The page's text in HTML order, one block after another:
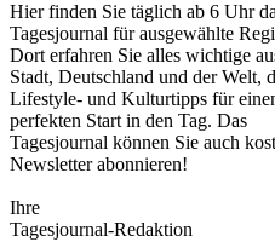
Hier finden Sie täglich ab 6 Uhr
Tagesjournal für ausgewählte
Dort erfahren Sie alles wichtige
Stadt, Deutschland und der Welt,
Lifestyle- und Kulturtipps für
perfekten Start in den Tag. Das
Tagesjournal können Sie auch
Newsletter abonnieren!
Ihre
Tagesjournal-Redaktion